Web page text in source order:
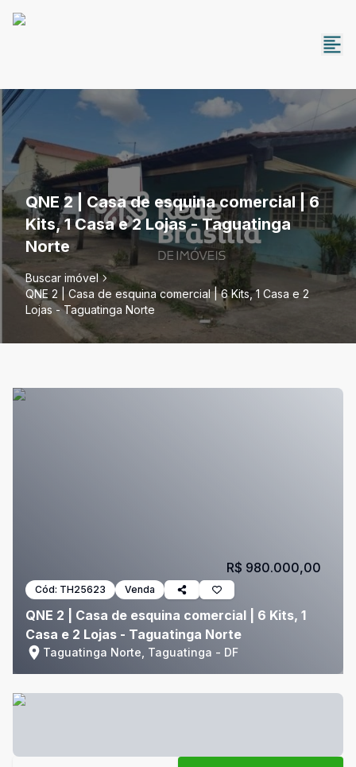
QNE 2 | Casa de esquina comercial | 6
Kits, 1 Casa e 2 Lojas - Taguatinga
Norte
Buscar imóvel
QNE 2 | Casa de esquina comercial | 6 Kits, 1 Casa e 2
Lojas - Taguatinga Norte
Cód: TH25623 Venda
QNE 2 | Casa de esquina comercial | 6 Kits, 1
Casa e 2 Lojas - Taguatinga Norte
Taguatinga Norte, Taguatinga - DF
R$ 980.000,00